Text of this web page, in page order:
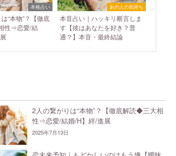
本格占い
“本物”？【徹底
性⇒恋愛/結
あの人の気持ち
本音占い｜ハッキリ断言しま
す【彼はあなたを好き？普
通？】本音・最終結論
2人の繋がりは“本物”？【徹底解読◆三大相
性⇒恋愛/結婚/H】絆/進展
2025年7月13日